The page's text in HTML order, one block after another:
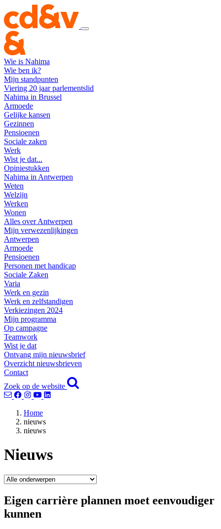
Wie is Nahima
Wie ben ik?
Mijn standpunten
Viering 20 jaar parlementslid
Nahima in Brussel
Armoede
Gelijke kansen
Gezinnen
Pensioenen
Sociale zaken
Werk
Wist je dat...
Opiniestukken
Nahima in Antwerpen
Weten
Welzijn
Werken
Wonen
Alles over Antwerpen
Mijn verwezenlijkingen
Antwerpen
Armoede
Pensioenen
Personen met handicap
Sociale Zaken
Varia
Werk en gezin
Werk en zelfstandigen
Verkiezingen 2024
Mijn programma
Op campagne
Teamwork
Wist je dat
Ontvang mijn nieuwsbrief
Overzicht nieuwsbrieven
Contact
Zoek op de website
Home
nieuws
nieuws
Nieuws
Eigen carrière plannen moet eenvoudiger
kunnen